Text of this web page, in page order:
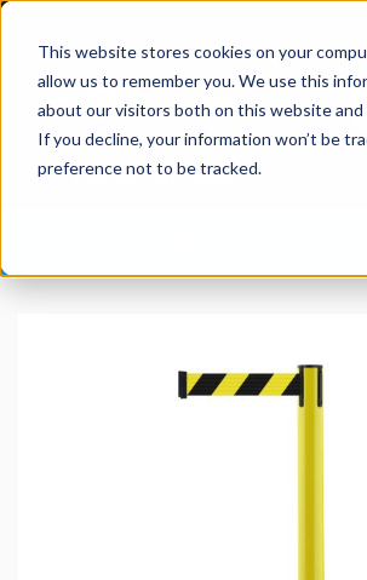
This website stores cookies on your
allow us to remember you. We use this
about our visitors both on this website
If you decline, your information won’t be
preference not to be tracked.
Postes para colas